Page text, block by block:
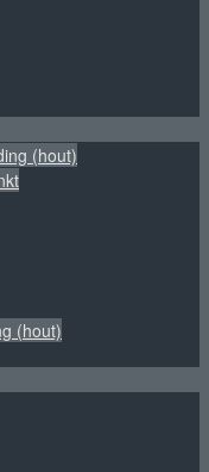
(hout)
(hout)